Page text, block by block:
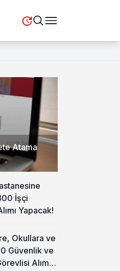
Atama
İşçi
Yapacak!
Okullara ve
Güvenlik ve
Alımı